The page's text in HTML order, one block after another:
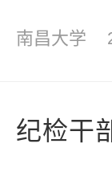
南昌大学
纪检干